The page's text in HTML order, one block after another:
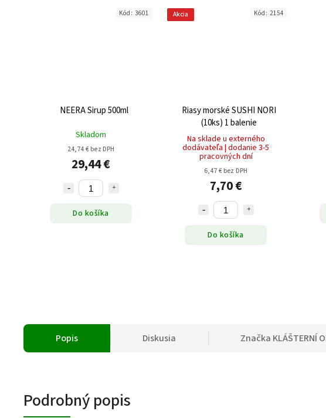
NEERA Sirup 500ml
Skladom
24,74 € bez DPH
29,44 €
Do košíka
Kód: 3601 Akcia
Riasy morské SUSHI NORI
(10ks) 1 balenie
Na sklade u externého
dodávateľa | dodanie 3-5
pracovných dní
6,47 € bez DPH
7,70 €
Do košíka
Kód: 2154
Popis Diskusia Značka KLÁŠTERNÍ
Podrobný popis